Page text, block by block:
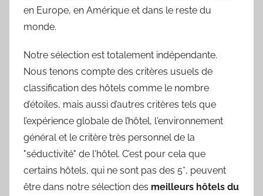
en Europe, en Amérique et dans le reste du
monde.
Notre sélection est totalement indépendante.
Nous tenons compte des critères usuels de
classification des hôtels comme le nombre
d’étoiles, mais aussi d’autres critères tels que
l’expérience globale de l’hôtel, l'environnement
général et le critère très personnel de la
"séductivité" de l'hôtel. C’est pour cela que
certains hôtels, qui ne sont pas des 5*, peuvent
être dans notre sélection des meilleurs hôtels du